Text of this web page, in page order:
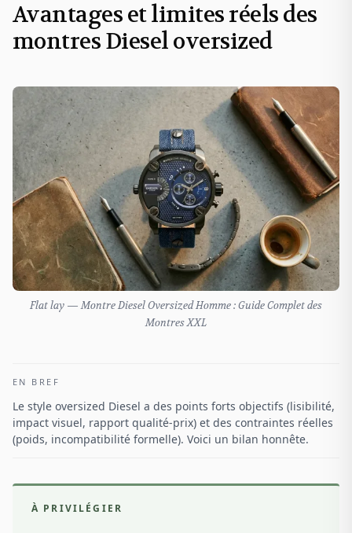
Avantages et limites réels des
montres Diesel oversized
Flat lay — Montre Diesel Oversized Homme : Guide Complet des
Montres XXL
EN BREF
Le style oversized Diesel a des points forts objectifs (lisibilité,
impact visuel, rapport qualité-prix) et des contraintes réelles
(poids, incompatibilité formelle). Voici un bilan honnête.
À PRIVILÉGIER